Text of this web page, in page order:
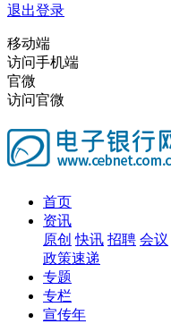
退出登录
移动端
访问手机端
官微
访问官微
首页
资讯
原创 快讯 招聘 会议
政策速递
专题
专栏
宣传年